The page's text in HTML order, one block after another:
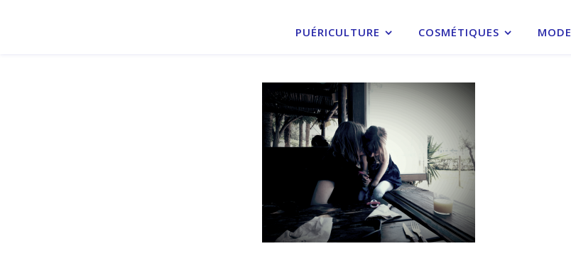
PUÉRICULTURE COSMÉTIQUES MODE